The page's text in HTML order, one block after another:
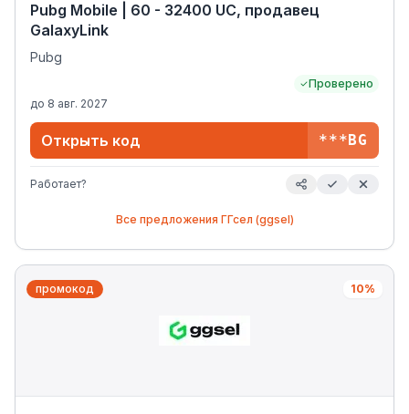
Pubg Mobile | 60 - 32400 UC, продавец
GalaxyLink
Pubg
Проверено
до 8 авг. 2027
Открыть код ***BG
Работает?
Все предложения ГГсел (ggsel)
промокод 10%